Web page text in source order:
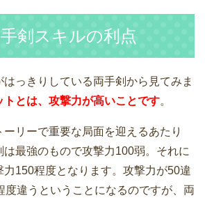
剣スキルの利点
はっきりしている両手剣から見てみま
トとは、攻撃力が高いことです。
リーで重要な局面を迎えるあたり
は最強のもので攻撃力100弱。それに
力150程度となります。攻撃力が50違
度違うということになるのですが、両